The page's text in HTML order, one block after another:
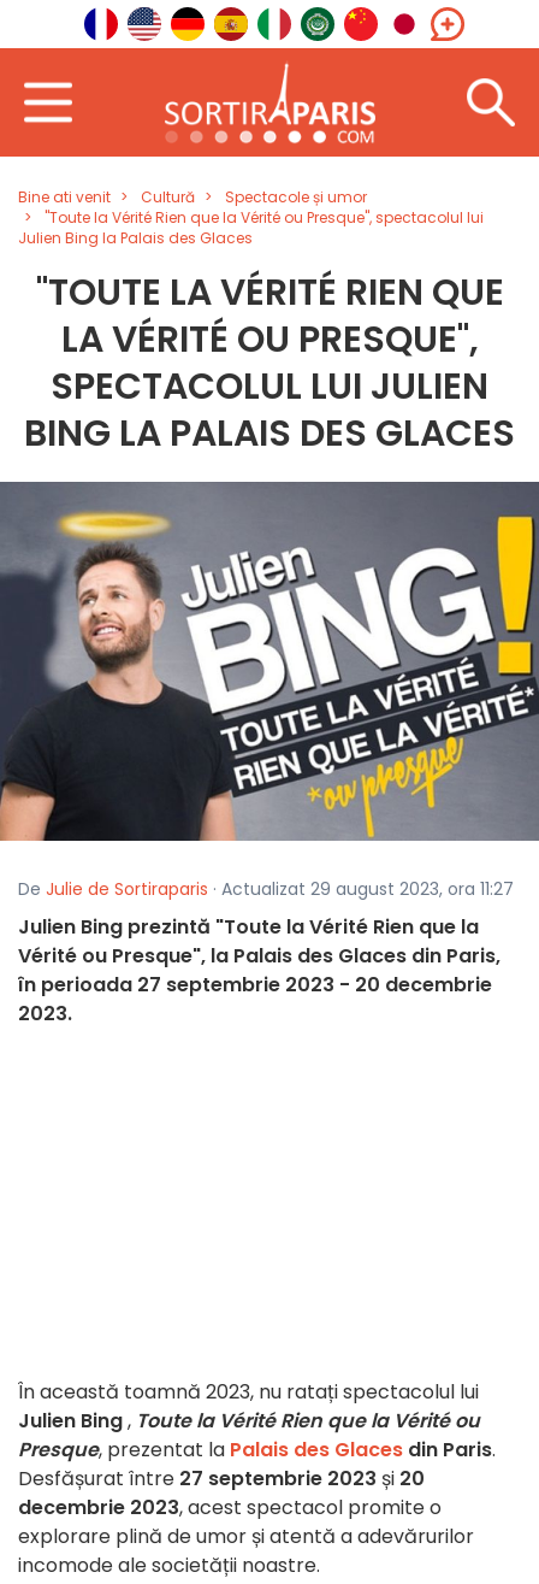
Bine ati venit Cultură
Spectacole și umor
"Toute la Vérité Rien que la Vérité ou Presque", spectacolul lui
Julien Bing la Palais des Glaces
"TOUTE LA VÉRITÉ RIEN QUE
LA VÉRITÉ OU PRESQUE",
SPECTACOLUL LUI JULIEN
BING LA PALAIS DES GLACES
De Julie de Sortiraparis · Actualizat 29 august 2023, ora 11:27
Julien Bing prezintă "Toute la Vérité Rien que la
Vérité ou Presque", la Palais des Glaces din Paris,
în perioada 27 septembrie 2023 - 20 decembrie
2023.
În această toamnă 2023, nu ratați spectacolul lui
Julien Bing, Toute la Vérité Rien que la Vérité ou
Presque, prezentat la Palais des Glaces din Paris.
Desfășurat între 27 septembrie 2023 și 20
decembrie 2023, acest spectacol promite o
explorare plină de umor și atentă a adevărurilor
incomode ale societății noastre.